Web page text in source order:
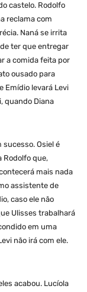
castelo. Rodolfo
reclama com
Naná se irrita
ter que entregar
a comida feita por
ousado para
Emídio levará Levi
quando Diana
Osiel é
Rodolfo que,
mais nada
assistente de
caso ele não
Ulisses trabalhará
em uma
não irá com ele.
acabou. Lucíola